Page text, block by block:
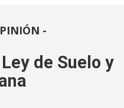
-
de Suelo y